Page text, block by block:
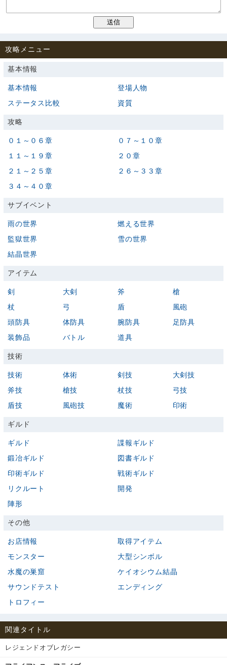
攻略メニュー
基本情報
基本情報
登場人物
ステータス比較
資質
攻略
０１～０６章
０７～１０章
１１～１９章
２０章
２１～２５章
２６～３３章
３４～４０章
サブイベント
雨の世界
燃える世界
監獄世界
雪の世界
結晶世界
アイテム
剣 大剣 斧
槍
杖
弓 盾
風砲
頭防具
体防具 腕防具
足防具
装飾品
バトル 道具
技術
技術 体術 剣技
大剣技
斧技
槍技 杖技
弓技
盾技
風砲技 魔術 印術
ギルド
ギルド
諜報ギルド
鍛冶ギルド
図書ギルド
印術ギルド
戦術ギルド
リクルート
開発
陣形
その他
お店情報
取得アイテム
モンスター
大型シンボル
水魔の巣窟
ケイオシウム結晶
サウンドテスト
エンディング
トロフィー
関連タイトル
レジェンドオブレガシー